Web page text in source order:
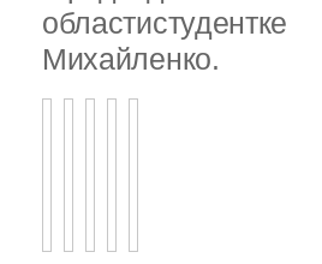
Михайленко.